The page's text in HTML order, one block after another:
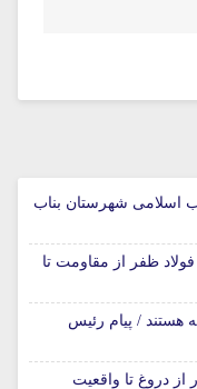
اسلامی شهرستان بناب
ظفر از مقاومت تا
هستند / پیام رئیس
از دروغ تا واقعیت